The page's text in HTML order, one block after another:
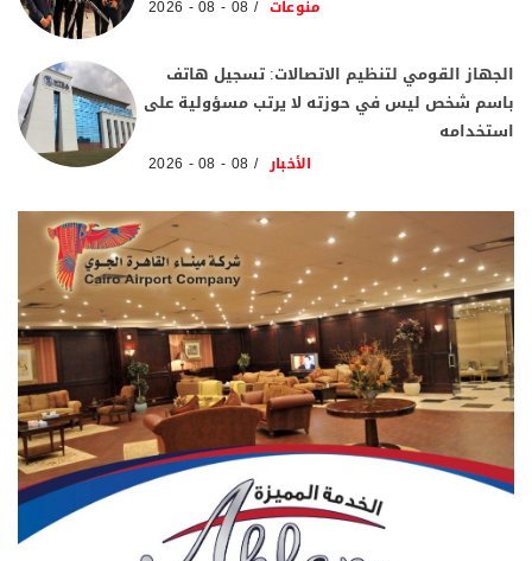
منوعات 08 - 08 - 2026
الجهاز القومي لتنظيم الاتصالات: تسجيل هاتف
باسم شخص ليس في حوزته لا يرتب مسؤولية على
استخدامه
الأخبار 08 - 08 - 2026